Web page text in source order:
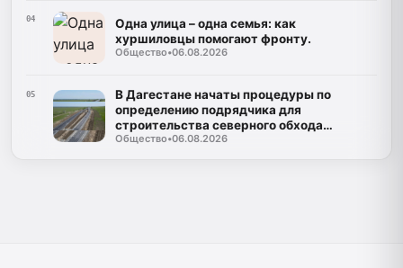
04
Одна улица – одна семья: как
хуршиловцы помогают фронту.
Общество•06.08.2026
05
В Дагестане начаты процедуры по
определению подрядчика для
строительства северного обхода
Махачкалы
Общество•06.08.2026